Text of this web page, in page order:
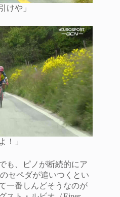
けや」
！」
も、ピノが断続的にア
セペダが追いつくとい
一番しんどそうなのが